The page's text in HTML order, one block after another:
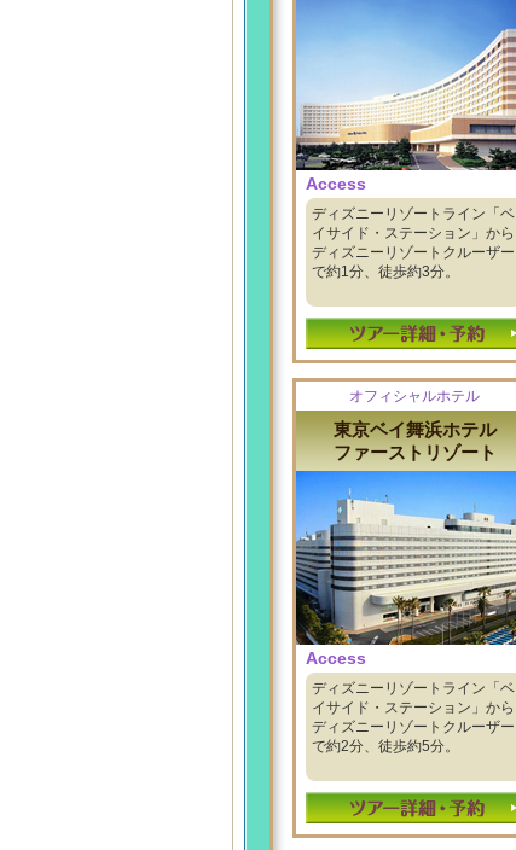
Access
ディズニーリゾートライン「ベ
イサイド・ステーション」から
ディズニーリゾートクルーザー
で約1分、徒歩約3分。
東京ベイ舞浜ホテル
ファーストリゾート
オフィシャルホテル
Access
ディズニーリゾートライン「ベ
イサイド・ステーション」から
ディズニーリゾートクルーザー
で約2分、徒歩約5分。